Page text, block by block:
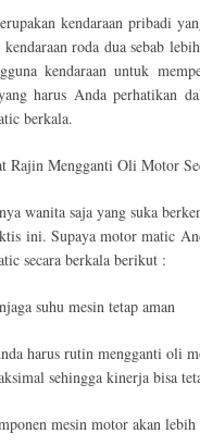
kendaraan pribadi
kendaraan roda dua sebab
kendaraan untuk
harus Anda perhatikan
berkala.
Rajin Mengganti Oli Motor
wanita saja yang suka
ini. Supaya motor matic
secara berkala berikut :
suhu mesin tetap aman
harus rutin mengganti oli
sehingga kinerja bisa
mesin motor akan lebih